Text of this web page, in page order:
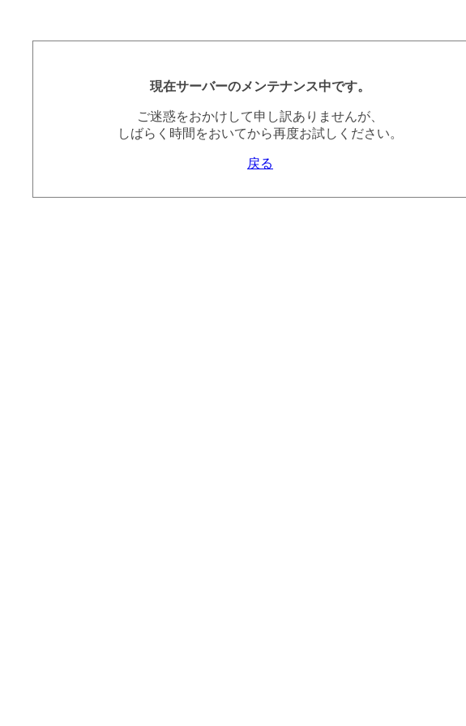
現在サーバーのメンテナンス中です。
ご迷惑をおかけして申し訳ありませんが、
しばらく時間をおいてから再度お試しください。
戻る